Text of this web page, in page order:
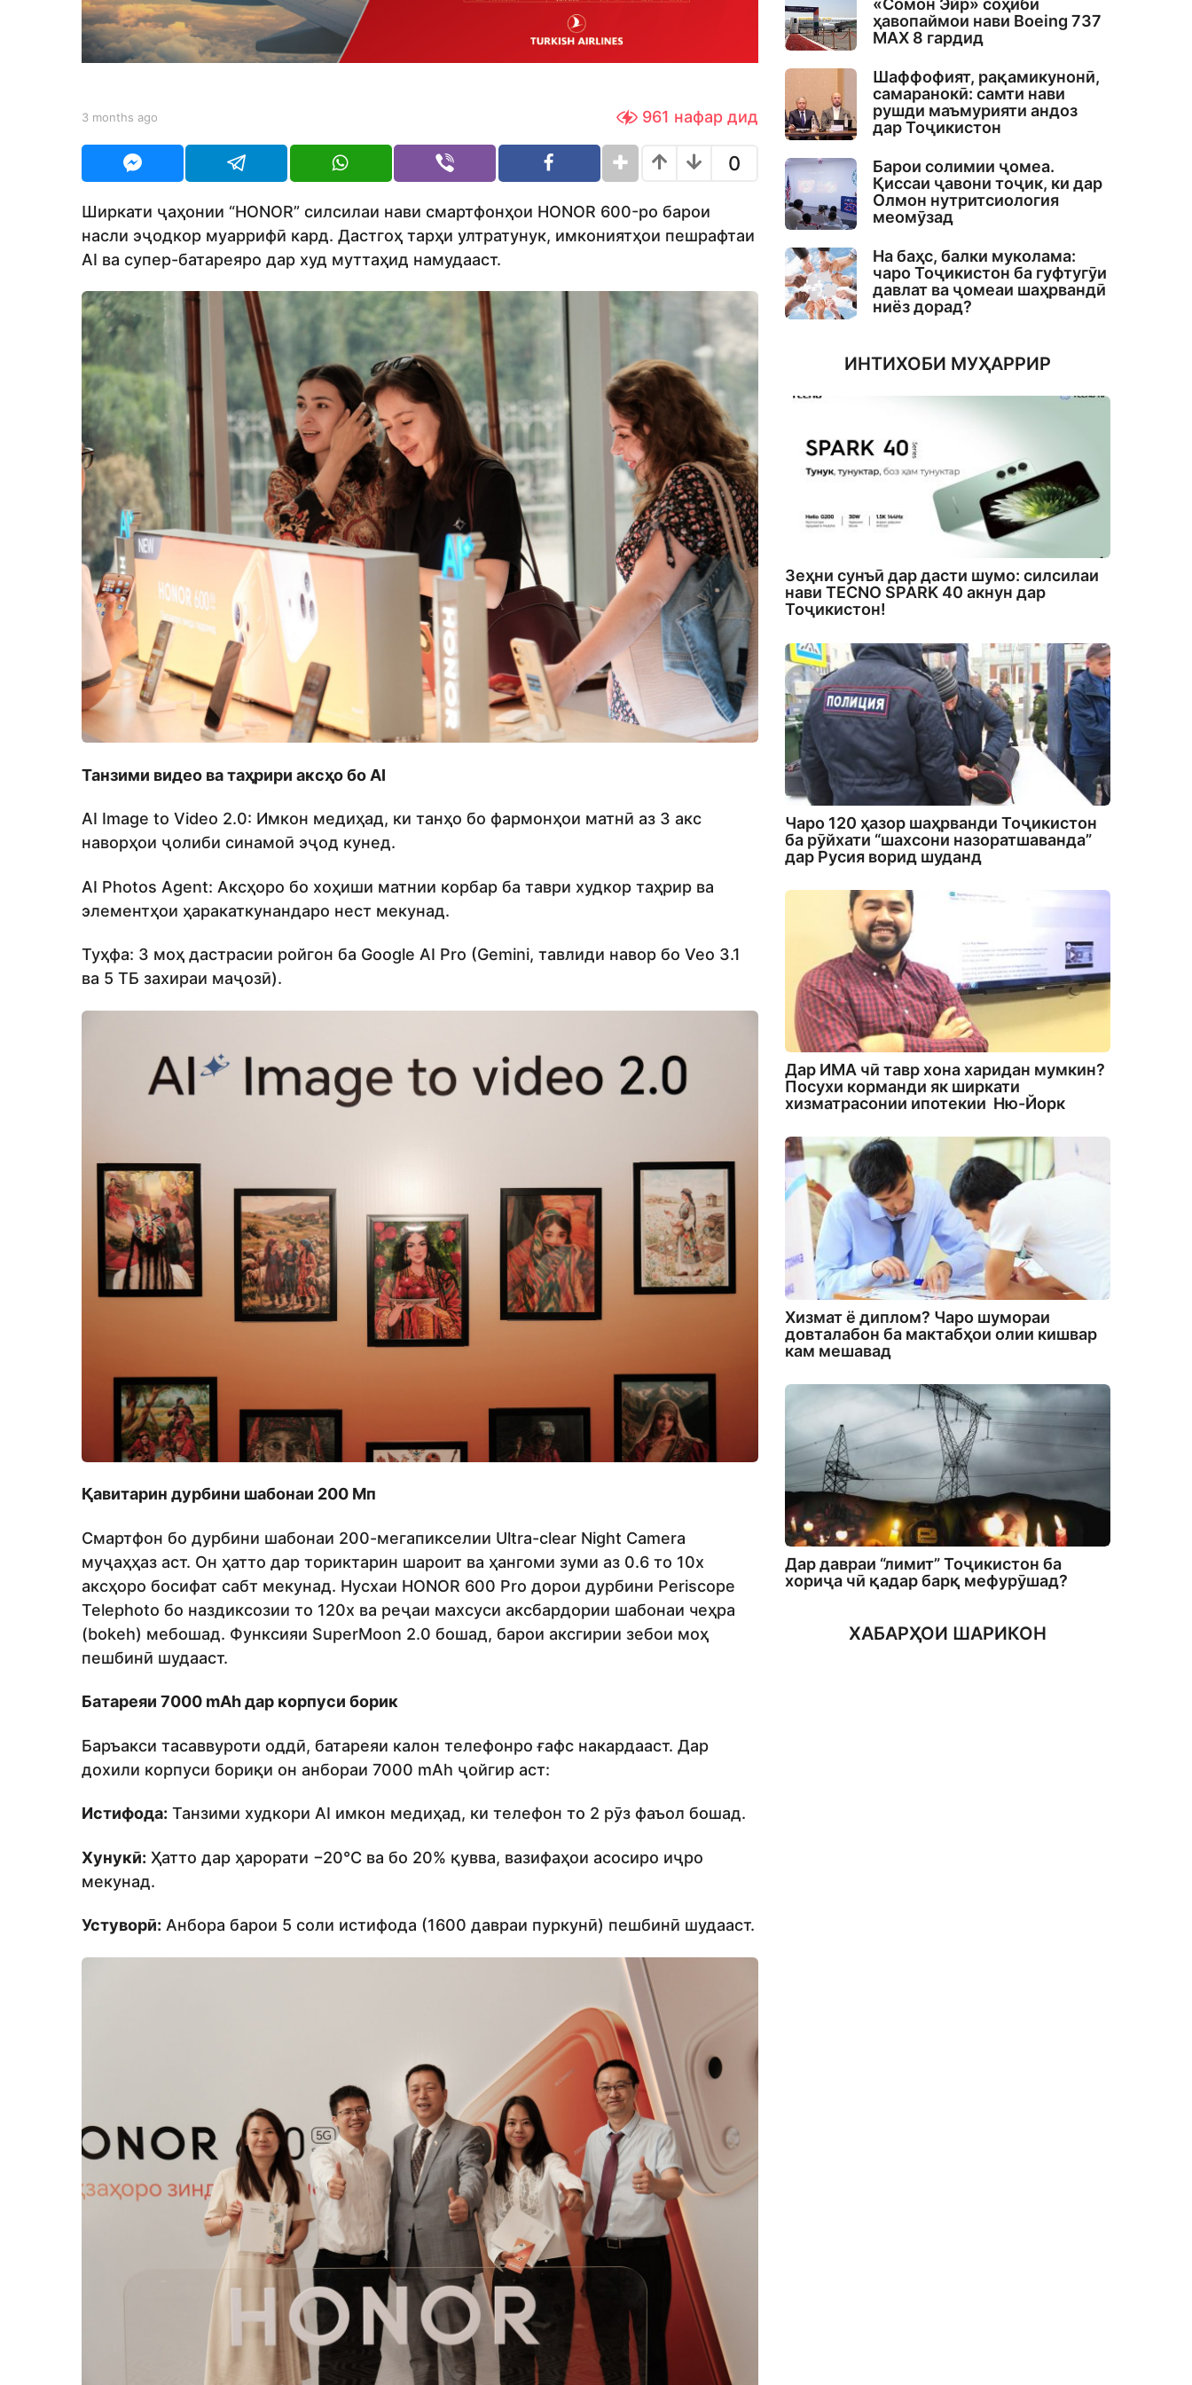
n
t
h
a
b
Y
U
3 months ago
t
s
a
o
961 нафар дид
0
Ширкати ҷаҳонии “HONOR” силсилаи нави смартфонҳои HONOR 600-ро барои
насли эҷодкор муаррифӣ кард. Дастгоҳ тарҳи ултратунук, имкониятҳои пешрафтаи
AI ва супер-батареяро дар худ муттаҳид намудааст.
Танзими видео ва таҳрири аксҳо бо AI
AI Image to Video 2.0: Имкон медиҳад, ки танҳо бо фармонҳои матнӣ аз 3 акс
наворҳои ҷолиби синамоӣ эҷод кунед.
AI Photos Agent: Аксҳоро бо хоҳиши матнии корбар ба таври худкор таҳрир ва
элементҳои ҳаракаткунандаро нест мекунад.
Туҳфа: 3 моҳ дастрасии ройгон ба Google AI Pro (Gemini, тавлиди навор бо Veo 3.1
ва 5 ТБ захираи маҷозӣ).
Қавитарин дурбини шабонаи 200 Мп
Смартфон бо дурбини шабонаи 200-мегапикселии Ultra-clear Night Camera
муҷаҳҳаз аст. Он ҳатто дар ториктарин шароит ва ҳангоми зуми аз 0.6 то 10x
аксҳоро босифат сабт мекунад. Нусхаи HONOR 600 Pro дорои дурбини Periscope
Telephoto бо наздиксозии то 120x ва реҷаи махсуси аксбардории шабонаи чеҳра
(bokeh) мебошад. Функсияи SuperMoon 2.0 бошад, барои аксгирии зебои моҳ
пешбинӣ шудааст.
Батареяи 7000 mAh дар корпуси борик
Баръакси тасаввуроти оддӣ, батареяи калон телефонро ғафс накардааст. Дар
дохили корпуси бориқи он анбораи 7000 mAh ҷойгир аст:
Истифода: Танзими худкори AI имкон медиҳад, ки телефон то 2 рӯз фаъол бошад.
Хунукӣ: Ҳатто дар ҳарорати −20°C ва бо 20% қувва, вазифаҳои асосиро иҷро
мекунад.
Устуворӣ: Анбора барои 5 соли истифода (1600 давраи пуркунӣ) пешбинӣ шудааст.
«Сомон Эйр» соҳиби
ҳавопаймои нави Boeing 737
MAX 8 гардид
Шаффофият, рақамикунонӣ,
самаранокӣ: самти нави
рушди маъмурияти андоз
дар Тоҷикистон
Барои солимии ҷомеа.
Қиссаи ҷавони тоҷик, ки дар
Олмон нутритсиология
меомӯзад
На баҳс, балки муколама:
чаро Тоҷикистон ба гуфтугӯи
давлат ва ҷомеаи шаҳрвандӣ
ниёз дорад?
ИНТИХОБИ МУҲАРРИР
Зеҳни сунъӣ дар дасти шумо: силсилаи
нави TECNO SPARK 40 акнун дар
Тоҷикистон!
Чаро 120 ҳазор шаҳрванди Тоҷикистон
ба рӯйхати “шахсони назоратшаванда”
дар Русия ворид шуданд
Дар ИМА чӣ тавр хона харидан мумкин?
Посухи корманди як ширкати
хизматрасонии ипотекии Ню-Йорк
Хизмат ё диплом? Чаро шумораи
довталабон ба мактабҳои олии кишвар
кам мешавад
Дар давраи “лимит” Тоҷикистон ба
хориҷа чӣ қадар барқ мефурӯшад?
ХАБАРҲОИ ШАРИКОН